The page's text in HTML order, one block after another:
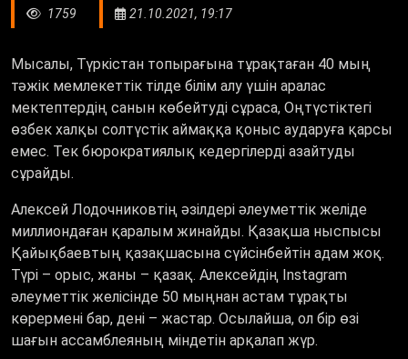
1759 21.10.2021, 19:17
Мысалы, Түркістан топырағына тұрақтаған 40 мың
тәжік мемлекеттік тілде білім алу үшін аралас
мектептердің санын көбейтуді сұраса, Оңтүстіктегі
өзбек халқы солтүстік аймаққа қоныс аударуға қарсы
емес. Тек бюрократиялық кедергілерді азайтуды
сұрайды.
Алексей Лодочниковтің әзілдері әлеуметтік желіде
миллиондаған қаралым жинайды. Қазақша ныспысы
Қайықбаевтың қазақшасына сүйсінбейтін адам жоқ.
Түрі – орыс, жаны – қазақ. Алексейдің Instagram
әлеуметтік желісінде 50 мыңнан астам тұрақты
көрермені бар, дені – жастар. Осылайша, ол бір өзі
шағын ассамблеяның міндетін арқалап жүр.